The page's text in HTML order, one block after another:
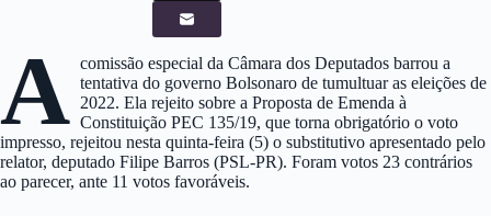
A comissão especial da Câmara dos Deputados barrou a
tentativa do governo Bolsonaro de tumultuar as eleições de
2022. Ela rejeito sobre a Proposta de Emenda à
Constituição PEC 135/19, que torna obrigatório o voto
impresso, rejeitou nesta quinta-feira (5) o substitutivo apresentado pelo
relator, deputado Filipe Barros (PSL-PR). Foram votos 23 contrários
ao parecer, ante 11 votos favoráveis.